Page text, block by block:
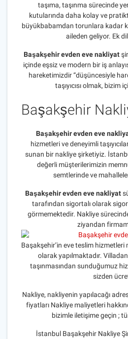
taşıma, taşınma sürecinde
kutularında daha kolay ve
büyükbabamdan torunlara kadar
aileden geliyor. Ek
Başakşehir evden eve nakliyat
içinde eşsiz ve modern bir iş
hareketimizdir “düşüncesiyle
taşıyıcısı olmak, bizim
Başakşehir
Başakşehir evden eve
hizmetleri ve deneyimli
sunan bir nakliye şirketiyiz.
değerli müşterilerimizin
semtlerinde ve
Başakşehir evden eve nakliyat
tarafından sigortalı olarak
görmemektedir. Nakliye
ziyandan
Başakşehir’in eve teslim
olarak yapılmaktadır.
taşınmasından sunduğumuz
sizden
Nakliye, nakliyenin yapılacağı
fiyatları Nakliye maliyetleri
bizimle iletişime geçin ;
İstanbul Başakşehir Nakliye